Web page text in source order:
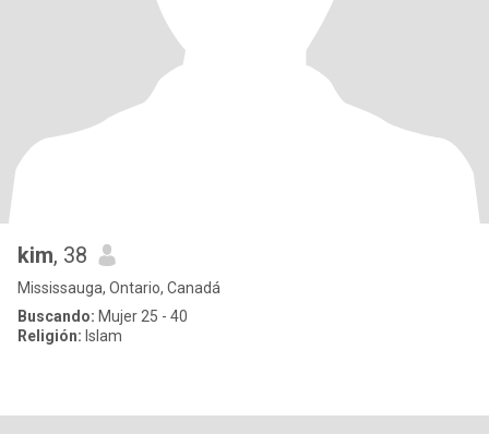
kim, 38
Mississauga, Ontario, Canadá
Buscando: Mujer 25 - 40
Religión: Islam